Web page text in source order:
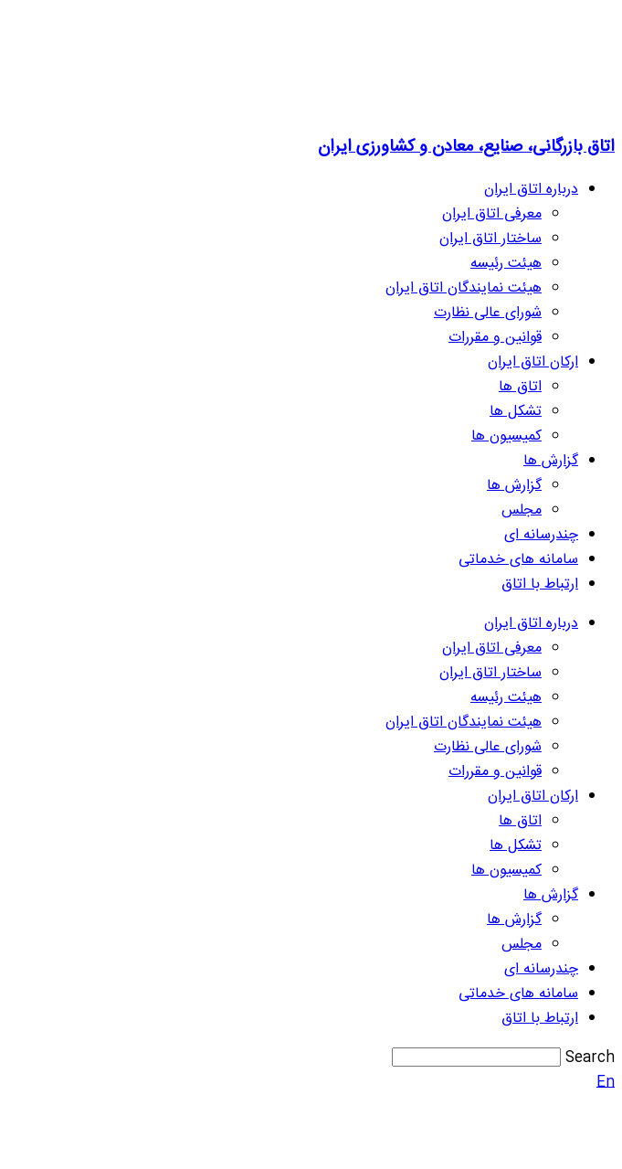
اتاق بازرگانی، صنایع، معادن و کشاورزی ایران
درباره اتاق ایران
معرفی اتاق ایران
ساختار اتاق ایران
هیئت رئیسه
هیئت نمایندگان اتاق ایران
شورای عالی نظارت
قوانین و مقررات
ارکان اتاق ایران
اتاق ها
تشکل ها
کمیسیون ها
گزارش ها
گزارش ها
مجلس
چندرسانه ای
سامانه های خدماتی
ارتباط با اتاق
درباره اتاق ایران
معرفی اتاق ایران
ساختار اتاق ایران
هیئت رئیسه
هیئت نمایندگان اتاق ایران
شورای عالی نظارت
قوانین و مقررات
ارکان اتاق ایران
اتاق ها
تشکل ها
کمیسیون ها
گزارش ها
گزارش ها
مجلس
چندرسانه ای
سامانه های خدماتی
ارتباط با اتاق
Search
En